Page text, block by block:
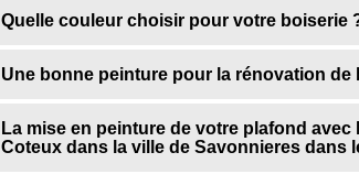
Quelle couleur choisir pour votre boiserie
Une bonne peinture pour la rénovation de
La mise en peinture de votre plafond
Coteux dans la ville de Savonnieres dans